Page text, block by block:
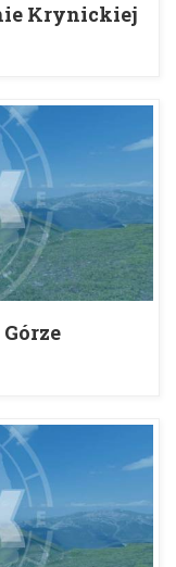
Krynickiej